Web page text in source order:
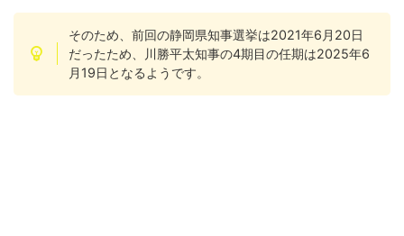
そのため、前回の静岡県知事選挙は2021年6月20日
だったため、川勝平太知事の4期目の任期は2025年6
月19日となるようです。